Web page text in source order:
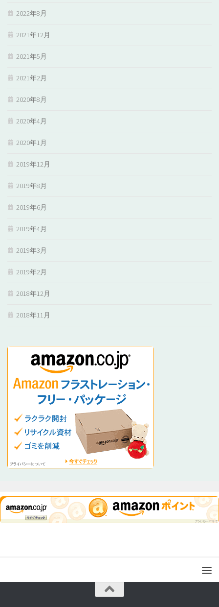
2022年8月
2021年12月
2021年5月
2021年2月
2020年8月
2020年4月
2020年1月
2019年12月
2019年8月
2019年6月
2019年4月
2019年3月
2019年2月
2018年12月
2018年11月